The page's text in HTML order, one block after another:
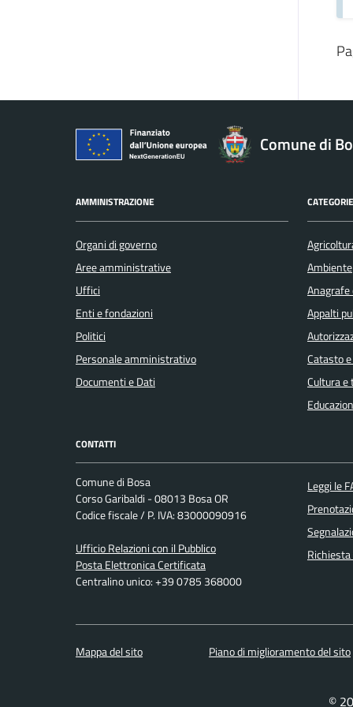
Comune di
AMMINISTRAZIONE
Organi di governo
Aree amministrative
Uffici
Enti e fondazioni
Politici
Personale amministrativo
Documenti e Dati
Ambiente
Appalti
Catasto
Cultura e
CONTATTI
Comune di Bosa
Corso Garibaldi - 08013 Bosa OR
Codice fiscale / P. IVA: 83000090916
Ufficio Relazioni con il Pubblico
Posta Elettronica Certificata
Centralino unico: +39 0785 368000
Leggi le
Mappa del sito Piano di miglioramento del sito
©